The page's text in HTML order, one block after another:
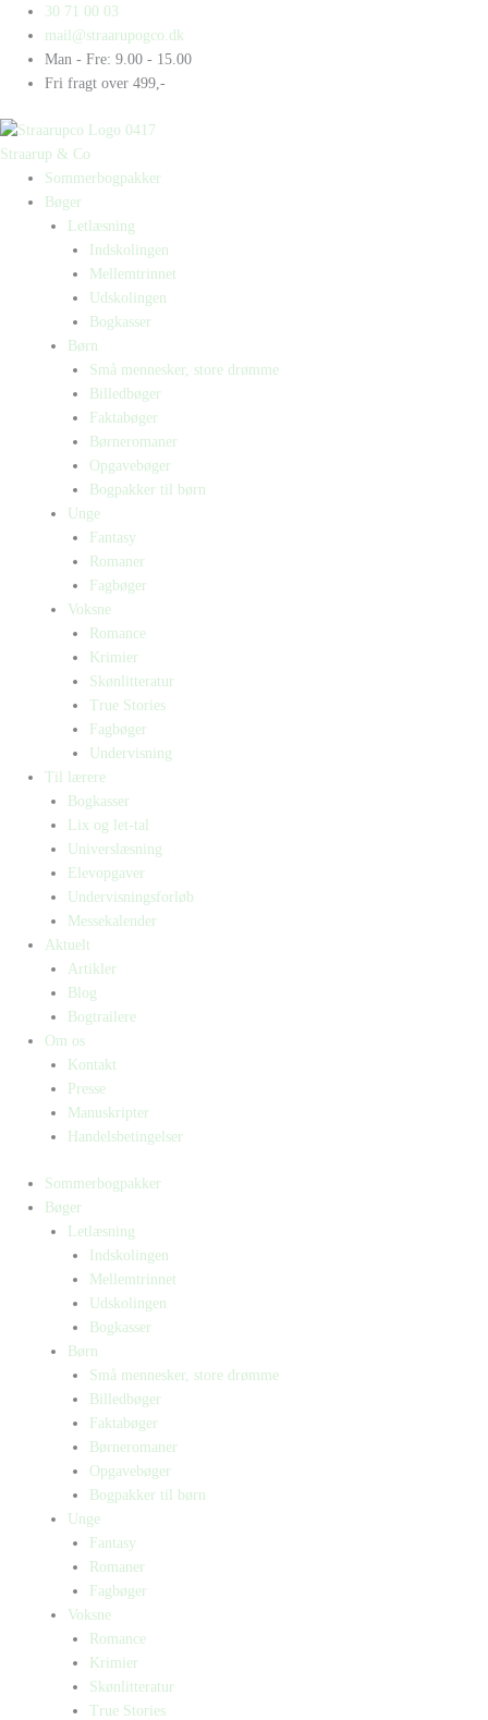
indholdet
30 71 00 03
mail@straarupogco.dk
Man - Fre: 9.00 - 15.00
Fri fragt over 499,-
Straarup & Co
Sommerbogpakker
Bøger
Letlæsning
Indskolingen
Mellemtrinnet
Udskolingen
Bogkasser
Børn
Små mennesker, store drømme
Billedbøger
Faktabøger
Børneromaner
Opgavebøger
Bogpakker til børn
Unge
Fantasy
Romaner
Fagbøger
Voksne
Romance
Krimier
Skønlitteratur
True Stories
Fagbøger
Undervisning
Til lærere
Bogkasser
Lix og let-tal
Universlæsning
Elevopgaver
Undervisningsforløb
Messekalender
Aktuelt
Artikler
Blog
Bogtrailere
Om os
Kontakt
Presse
Manuskripter
Handelsbetingelser
Sommerbogpakker
Bøger
Letlæsning
Indskolingen
Mellemtrinnet
Udskolingen
Bogkasser
Børn
Små mennesker, store drømme
Billedbøger
Faktabøger
Børneromaner
Opgavebøger
Bogpakker til børn
Unge
Fantasy
Romaner
Fagbøger
Voksne
Romance
Krimier
Skønlitteratur
True Stories
Products
search
Products
search